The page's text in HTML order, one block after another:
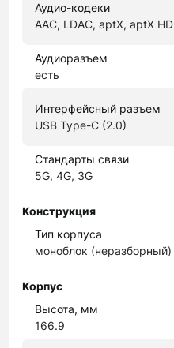
Аудио-кодеки
AAC, LDAC, aptX, aptX HD
Аудиоразъем
есть
Интерфейсный разъем
USB Type-C (2.0)
Стандарты связи
5G, 4G, 3G
Конструкция
Тип корпуса
моноблок (неразборный)
Корпус
Высота, мм
166.9